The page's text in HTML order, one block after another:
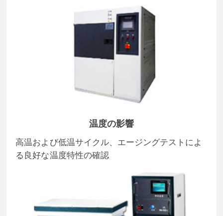
温度の影響
高温および低温サイクル、エージングテストによ
る良好な温度特性の確認